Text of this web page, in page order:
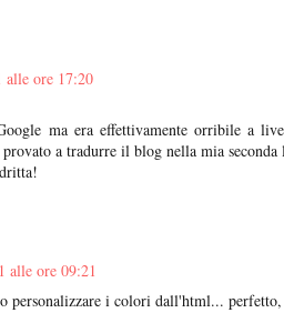
alle ore 17:20
ma era effettivamente orribile a
a tradurre il blog nella mia
alle ore 09:21
personalizzare i colori dall'html...